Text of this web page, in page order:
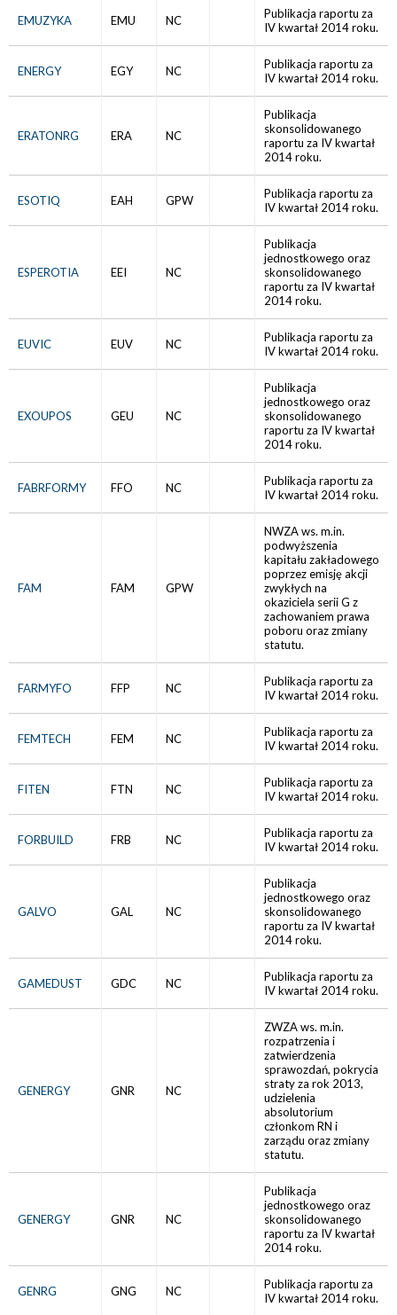
EMUZYKA EMU NC
Publikacja raportu za
IV kwartał 2014 roku.
ENERGY EGY NC
Publikacja raportu za
IV kwartał 2014 roku.
ERATONRG ERA NC
Publikacja
skonsolidowanego
raportu za IV kwartał
2014 roku.
ESOTIQ EAH GPW
Publikacja raportu za
IV kwartał 2014 roku.
ESPEROTIA EEI NC
Publikacja
jednostkowego oraz
skonsolidowanego
raportu za IV kwartał
2014 roku.
EUVIC EUV NC
Publikacja raportu za
IV kwartał 2014 roku.
EXOUPOS GEU NC
Publikacja
jednostkowego oraz
skonsolidowanego
raportu za IV kwartał
2014 roku.
FABRFORMY FFO NC
Publikacja raportu za
IV kwartał 2014 roku.
FAM FAM GPW
NWZA ws. m.in.
podwyższenia
kapitału zakładowego
poprzez emisję akcji
zwykłych na
okaziciela serii G z
zachowaniem prawa
poboru oraz zmiany
statutu.
FARMYFO FFP NC
Publikacja raportu za
IV kwartał 2014 roku.
FEMTECH FEM NC
Publikacja raportu za
IV kwartał 2014 roku.
FITEN FTN NC
Publikacja raportu za
IV kwartał 2014 roku.
FORBUILD FRB NC
Publikacja raportu za
IV kwartał 2014 roku.
GALVO GAL NC
Publikacja
jednostkowego oraz
skonsolidowanego
raportu za IV kwartał
2014 roku.
GAMEDUST GDC NC
Publikacja raportu za
IV kwartał 2014 roku.
GENERGY GNR NC
ZWZA ws. m.in.
rozpatrzenia i
zatwierdzenia
sprawozdań, pokrycia
straty za rok 2013,
udzielenia
absolutorium
członkom RN i
zarządu oraz zmiany
statutu.
GENERGY GNR NC
Publikacja
jednostkowego oraz
skonsolidowanego
raportu za IV kwartał
2014 roku.
GENRG GNG NC
Publikacja raportu za
IV kwartał 2014 roku.